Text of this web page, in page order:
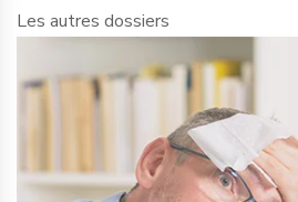
Les autres dossiers